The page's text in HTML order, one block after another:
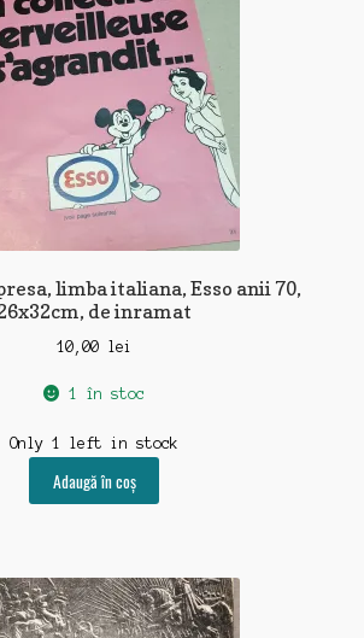
limba italiana, Esso anii 70,
de inramat
10,00 lei
1 în stoc
Only 1 left in stock
Adaugă în coș